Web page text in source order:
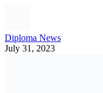
Diploma News
July 31, 2023